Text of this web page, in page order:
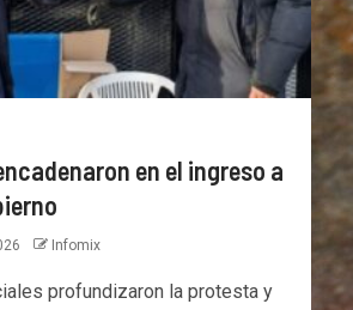
en el ingreso a
Infomix
profundizaron la protesta y